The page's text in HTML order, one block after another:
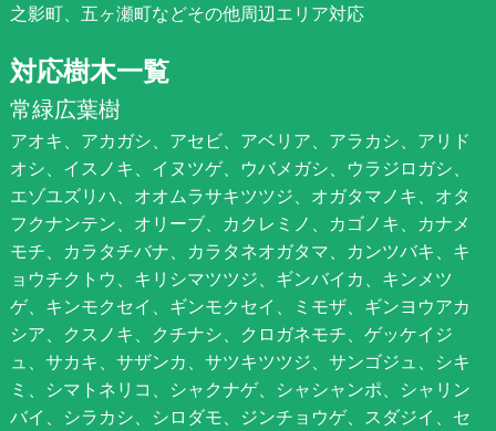
之影町、五ヶ瀬町などその他周辺エリア対応
対応樹木一覧
常緑広葉樹
アオキ、アカガシ、アセビ、アベリア、アラカシ、アリド
オシ、イスノキ、イヌツゲ、ウバメガシ、ウラジロガシ、
エゾユズリハ、オオムラサキツツジ、オガタマノキ、オタ
フクナンテン、オリーブ、カクレミノ、カゴノキ、カナメ
モチ、カラタチバナ、カラタネオガタマ、カンツバキ、キ
ョウチクトウ、キリシマツツジ、ギンバイカ、キンメツ
ゲ、キンモクセイ、ギンモクセイ、ミモザ、ギンヨウアカ
シア、クスノキ、クチナシ、クロガネモチ、ゲッケイジ
ュ、サカキ、サザンカ、サツキツツジ、サンゴジュ、シキ
ミ、シマトネリコ、シャクナゲ、シャシャンポ、シャリン
バイ、シラカシ、シロダモ、ジンチョウゲ、スダジイ、セ